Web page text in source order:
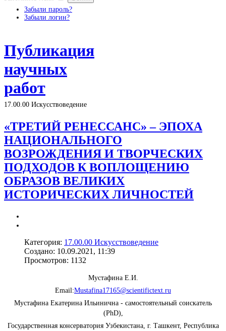
Забыли пароль?
Забыли логин?
Публикация
научных
работ
17.00.00 Искусствоведение
«ТРЕТИЙ РЕНЕССАНС» – ЭПОХА
НАЦИОНАЛЬНОГО
ВОЗРОЖДЕНИЯ И ТВОРЧЕСКИХ
ПОДХОДОВ К ВОПЛОЩЕНИЮ
ОБРАЗОВ ВЕЛИКИХ
ИСТОРИЧЕСКИХ ЛИЧНОСТЕЙ
Категория: 17.00.00 Искусствоведение
Создано: 10.09.2021, 11:39
Просмотров: 1132
Мустафина Е.И.
Email:Mustafina17165@scientifictext.ru
Мустафина Екатерина Ильинична - самостоятельный соискатель
(PhD),
Государственная консерватория Узбекистана, г. Ташкент, Республика